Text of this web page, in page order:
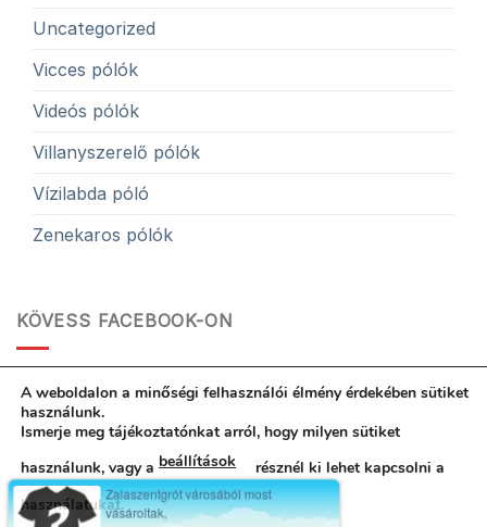
Uncategorized
Vicces pólók
Videós pólók
Villanyszerelő pólók
Vízilabda póló
Zenekaros pólók
KÖVESS FACEBOOK-ON
Póló idő
Hibabejelentés ÁSZF Egyedi póló garancia
Kapcsolat
Rólunk
Adatvédelemi nyilatkozat
A weboldalon a minőségi felhasználói élmény érdekében sütiket
használunk.
Ismerje meg tájékoztatónkat arról, hogy milyen sütiket
használunk, vagy a beállítások
résznél ki lehet kapcsolni a
használatukat.